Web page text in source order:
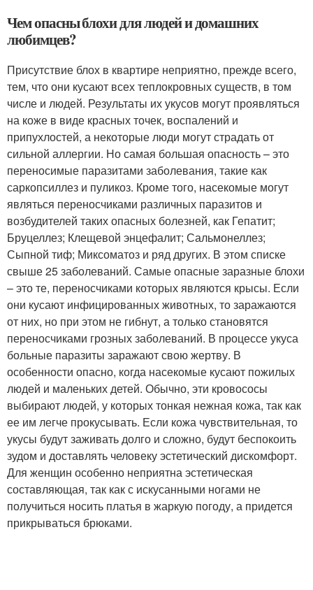
Чем опасны блохи для людей и домашних
любимцев?
Присутствие блох в квартире неприятно, прежде всего,
тем, что они кусают всех теплокровных существ, в том
числе и людей. Результаты их укусов могут проявляться
на коже в виде красных точек, воспалений и
припухлостей, а некоторые люди могут страдать от
сильной аллергии. Но самая большая опасность – это
переносимые паразитами заболевания, такие как
саркопсиллез и пуликоз. Кроме того, насекомые могут
являться переносчиками различных паразитов и
возбудителей таких опасных болезней, как Гепатит;
Бруцеллез; Клещевой энцефалит; Сальмонеллез;
Сыпной тиф; Миксоматоз и ряд других. В этом списке
свыше 25 заболеваний. Самые опасные заразные блохи
– это те, переносчиками которых являются крысы. Если
они кусают инфицированных животных, то заражаются
от них, но при этом не гибнут, а только становятся
переносчиками грозных заболеваний. В процессе укуса
больные паразиты заражают свою жертву. В
особенности опасно, когда насекомые кусают пожилых
людей и маленьких детей. Обычно, эти кровососы
выбирают людей, у которых тонкая нежная кожа, так как
ее им легче прокусывать. Если кожа чувствительная, то
укусы будут заживать долго и сложно, будут беспокоить
зудом и доставлять человеку эстетический дискомфорт.
Для женщин особенно неприятна эстетическая
составляющая, так как с искусанными ногами не
получиться носить платья в жаркую погоду, а придется
прикрываться брюками.